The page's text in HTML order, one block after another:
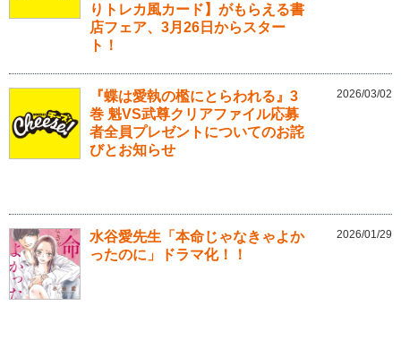
りトレカ風カード】がもらえる書
店フェア、3月26日からスター
ト！
『蝶は愛執の檻にとらわれる』3
巻 魁VS武尊クリアファイル応募
者全員プレゼントについてのお詫
びとお知らせ
2026/03/02
水谷愛先生「本命じゃなきゃよか
ったのに」ドラマ化！！
2026/01/29